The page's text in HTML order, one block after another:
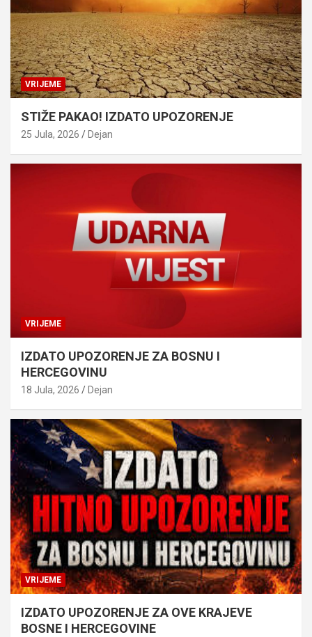
VRIJEME
STIŽE PAKAO! IZDATO UPOZORENJE
25 Jula, 2026 Dejan
VRIJEME
IZDATO UPOZORENJE ZA BOSNU I
HERCEGOVINU
18 Jula, 2026 Dejan
VRIJEME
IZDATO UPOZORENJE ZA OVE KRAJEVE
BOSNE I HERCEGOVINE